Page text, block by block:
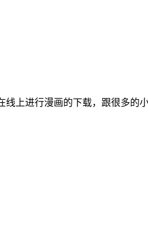
线上进行漫画的下载，跟很多的